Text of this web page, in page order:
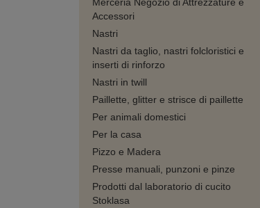
Accessori
Nastri
Nastri da taglio, nastri folcloristici e
inserti di rinforzo
Nastri in twill
Paillette, glitter e strisce di paillette
Per animali domestici
Per la casa
Pizzo e Madera
Presse manuali, punzoni e pinze
Prodotti dal laboratorio di cucito
Stoklasa